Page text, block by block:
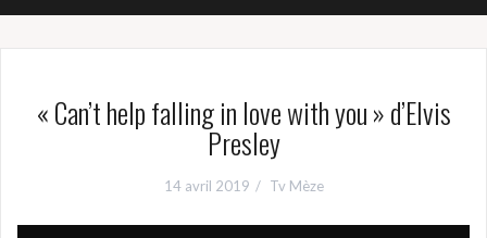
« Can’t help falling in love with you » d’Elvis
Presley
14 avril 2019 Tv Mèze